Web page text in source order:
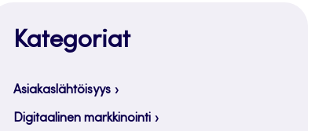
Kategoriat
Asiakaslähtöisyys
Digitaalinen markkinointi